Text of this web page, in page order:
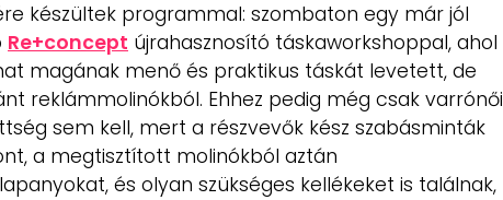
készültek programmal: szombaton egy már jól
Re+concept újrahasznosító táskaworkshoppal, ahol
magának menő és praktikus táskát levetett, de
reklámmolinókból. Ehhez pedig még csak varrónői
sem kell, mert a részvevők kész szabásminták
a megtisztított molinókból aztán
és olyan szükséges kellékeket is találnak,